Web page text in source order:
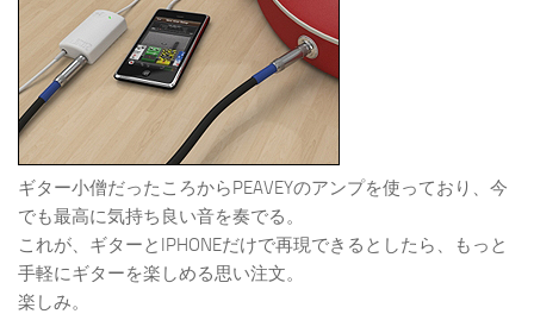
ギター小僧だったころからPEAVEYのアンプを使っており、今
でも最高に気持ち良い音を奏でる。
これが、ギターとIPHONEだけで再現できるとしたら、もっと
手軽にギターを楽しめる思い注文。
楽しみ。